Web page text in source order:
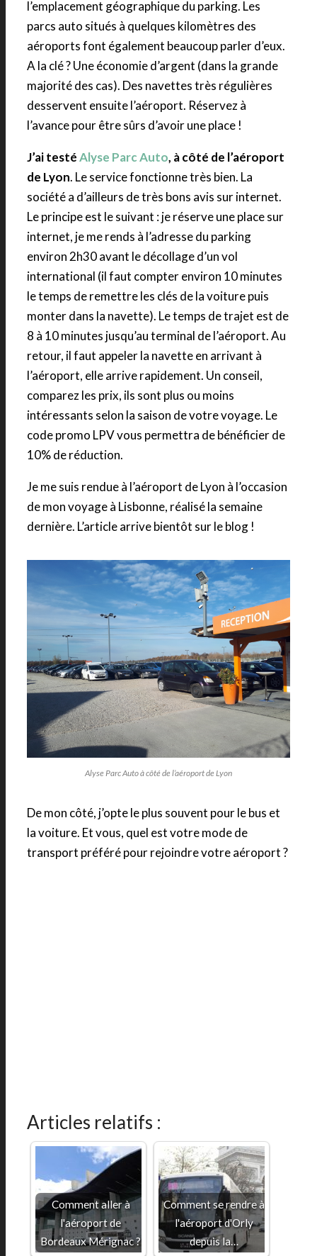
l’emplacement géographique du parking. Les
parcs auto situés à quelques kilomètres des
aéroports font également beaucoup parler d’eux.
A la clé ? Une économie d’argent (dans la grande
majorité des cas). Des navettes très régulières
desservent ensuite l’aéroport. Réservez à
l’avance pour être sûrs d’avoir une place !
J’ai testéAlyse Parc Auto, à côté de l’aéroport
de Lyon. Le service fonctionne très bien. La
société a d’ailleurs de très bons avis sur internet.
Le principe est le suivant : je réserve une place sur
internet, je me rends à l’adresse du parking
environ 2h30 avant le décollage d’un vol
international (il faut compter environ 10 minutes
le temps de remettre les clés de la voiture puis
monter dans la navette). Le temps de trajet est de
8 à 10 minutes jusqu’au terminal de l’aéroport. Au
retour, il faut appeler la navette en arrivant à
l’aéroport, elle arrive rapidement. Un conseil,
comparez les prix, ils sont plus ou moins
intéressants selon la saison de votre voyage. Le
code promo LPV vous permettra de bénéficier de
10% de réduction.
Je me suis rendue à l’aéroport de Lyon à l’occasion
de mon voyage à Lisbonne, réalisé la semaine
dernière. L’article arrive bientôt sur le blog !
Alyse Parc Auto à côté de l’aéroport de Lyon
De mon côté, j’opte le plus souvent pour le bus et
la voiture. Et vous, quel est votre mode de
transport préféré pour rejoindre votre aéroport ?
Articles relatifs :
Comment aller à
l'aéroport de
Bordeaux Mérignac ?
Comment se rendre à
l'aéroport d'Orly
depuis la…